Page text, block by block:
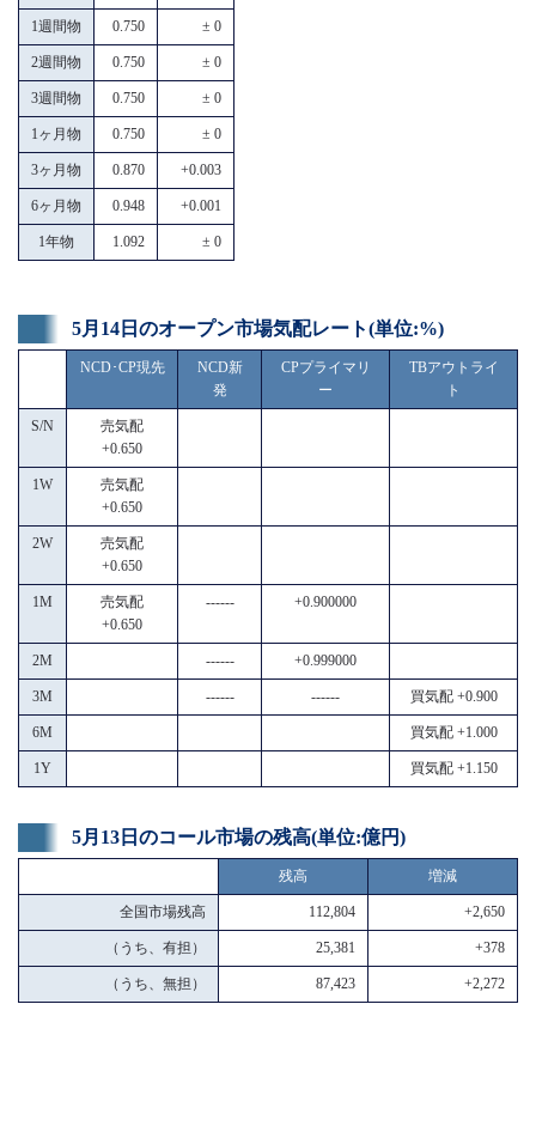
1週間物 0.750 ± 0
2週間物 0.750 ± 0
3週間物 0.750 ± 0
1ヶ月物 0.750 ± 0
3ヶ月物 0.870 +0.003
6ヶ月物 0.948 +0.001
1年物 1.092 ± 0
5月14日のオープン市場気配レート(単位:%)
NCD･CP現先
NCD新
発
CPプライマリ
ー
TBアウトライ
ト
S/N
売気配
+0.650
1W
売気配
+0.650
2W
売気配
+0.650
1M
売気配
+0.650
------ +0.900000
2M ------ +0.999000
3M ------ ------ 買気配 +0.900
6M 買気配 +1.000
1Y 買気配 +1.150
5月13日のコール市場の残高(単位:億円)
残高 増減
全国市場残高 112,804 +2,650
（うち、有担） 25,381 +378
（うち、無担） 87,423 +2,272